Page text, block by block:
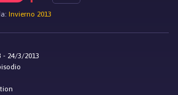
Invierno 2013
- 24/3/2013